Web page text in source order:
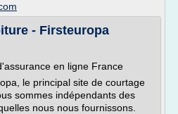
- Firsteuropa
en ligne France
le principal site de courtage
sommes indépendants des
nous nous fournissons.